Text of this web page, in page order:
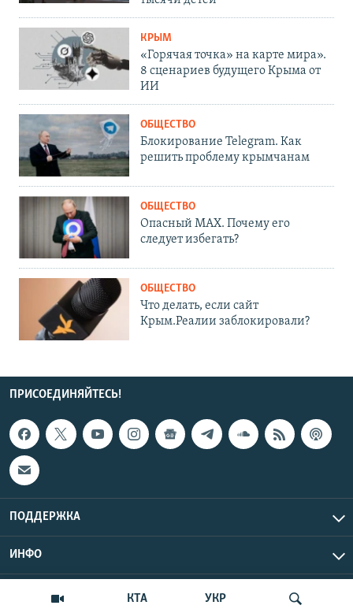
КТА УКР
КРЫМ
«Горячая точка» на карте мира».
8 сценариев будущего Крыма от
ИИ
ОБЩЕСТВО
Блокирование Telegram. Как
решить проблему крымчанам
ОБЩЕСТВО
Опасный MAX. Почему его
следует избегать?
ОБЩЕСТВО
Что делать, если сайт
Крым.Реалии заблокировали?
ПРИСОЕДИНЯЙТЕСЬ!
ПОДДЕРЖКА
ИНФО
Copyright Крым.Реалии, 2026 | Все права защищены.
UTC+3